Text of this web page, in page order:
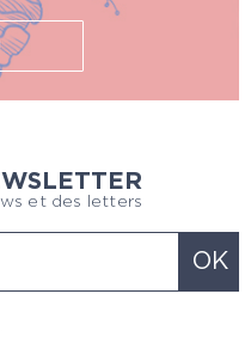
et des letters